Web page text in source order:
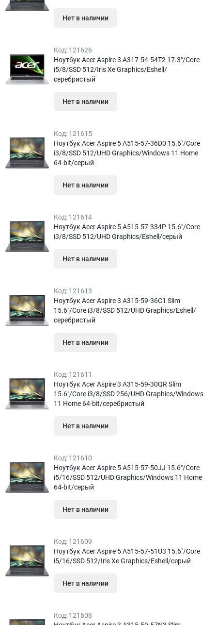
Нет в наличии
Код: 121626
Ноутбук Acer Aspire 3 A317-54-54T2 17.3″/Core
i5/8/SSD 512/Iris Xe Graphics/Eshell/
серебристый
Нет в наличии
Код: 121615
Ноутбук Acer Aspire 5 A515-57-36D0 15.6″/Core
i3/8/SSD 512/UHD Graphics/Windows 11 Home
64-bit/серый
Нет в наличии
Код: 121614
Ноутбук Acer Aspire 5 A515-57-334P 15.6″/Core
i3/8/SSD 512/UHD Graphics/Eshell/серый
Нет в наличии
Код: 121613
Ноутбук Acer Aspire 3 A315-59-36C1 Slim
15.6″/Core i3/8/SSD 512/UHD Graphics/Eshell/
серебристый
Нет в наличии
Код: 121611
Ноутбук Acer Aspire 3 A315-59-30QR Slim
15.6″/Core i3/8/SSD 256/UHD Graphics/Windows
11 Home 64-bit/серебристый
Нет в наличии
Код: 121610
Ноутбук Acer Aspire 5 A515-57-50JJ 15.6″/Core
i5/16/SSD 512/UHD Graphics/Windows 11 Home
64-bit/серый
Нет в наличии
Код: 121609
Ноутбук Acer Aspire 5 A515-57-51U3 15.6″/Core
i5/16/SSD 512/Iris Xe Graphics/Eshell/серый
Нет в наличии
Код: 121608